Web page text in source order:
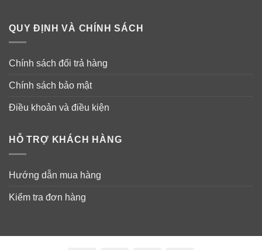
QUY ĐỊNH VÀ CHÍNH SÁCH
Chính sách đổi trả hàng
Chính sách bảo mật
Điều khoản và điều kiện
HỖ TRỢ KHÁCH HÀNG
Hướng dẫn mua hàng
Kiểm tra đơn hàng